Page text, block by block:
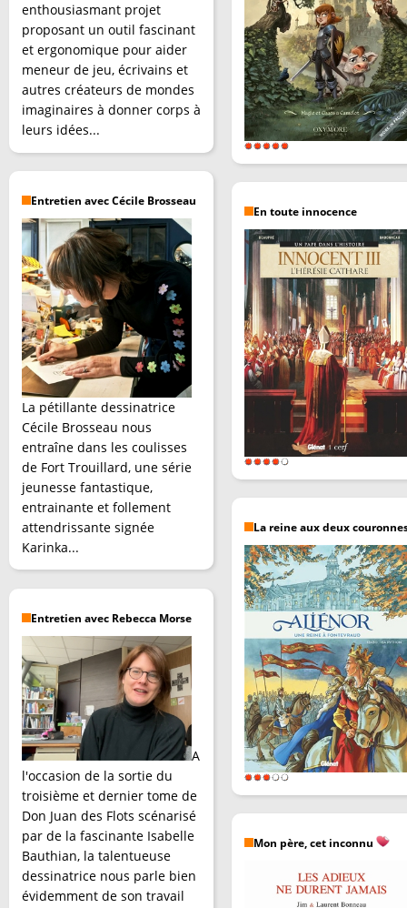
enthousiasmant projet
proposant un outil fascinant
et ergonomique pour aider
meneur de jeu, écrivains et
autres créateurs de mondes
imaginaires à donner corps à
leurs idées...
Entretien avec Cécile Brosseau
La pétillante dessinatrice
Cécile Brosseau nous
entraîne dans les coulisses
de Fort Trouillard, une série
jeunesse fantastique,
entrainante et follement
attendrissante signée
Karinka...
Entretien avec Rebecca Morse
A
l'occasion de la sortie du
troisième et dernier tome de
Don Juan des Flots scénarisé
par de la fascinante Isabelle
Bauthian, la talentueuse
dessinatrice nous parle bien
évidemment de son travail
En toute innocence
La reine aux deux
Mon père, cet inconnu